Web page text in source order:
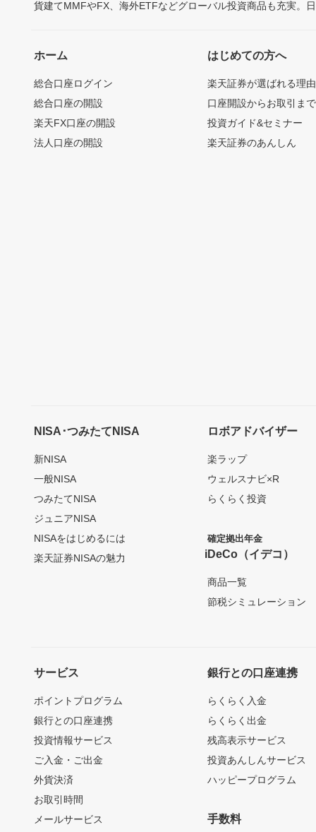
貨建てMMFやFX、海外ETFなどグローバル投資商品も充実。
ホーム
総合口座ログイン
総合口座の開設
楽天FX口座の開設
法人口座の開設
はじめての方へ
楽天証券が選ばれる理由
口座開設からお取引ま
投資ガイド&セミナー
楽天証券のあんしん
NISA･つみたてNISA
新NISA
一般NISA
つみたてNISA
ジュニアNISA
NISAをはじめるには
楽天証券NISAの魅力
ロボアドバイザー
楽ラップ
ウェルスナビ×R
らくらく投資
確定拠出年金
iDeCo（イデコ）
商品一覧
節税シミュレーション
サービス
ポイントプログラム
銀行との口座連携
投資情報サービス
ご入金・ご出金
外貨決済
お取引時間
メールサービス
銀行との口座連携
らくらく入金
らくらく出金
残高表示サービス
投資あんしんサービス
ハッピープログラム
手数料